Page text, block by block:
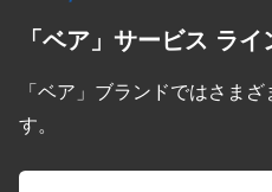
「ベア」サービス ラ
「ベア」ブランドではさま
す。